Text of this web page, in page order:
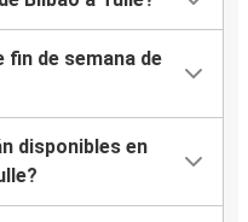
fin de semana de
disponibles en